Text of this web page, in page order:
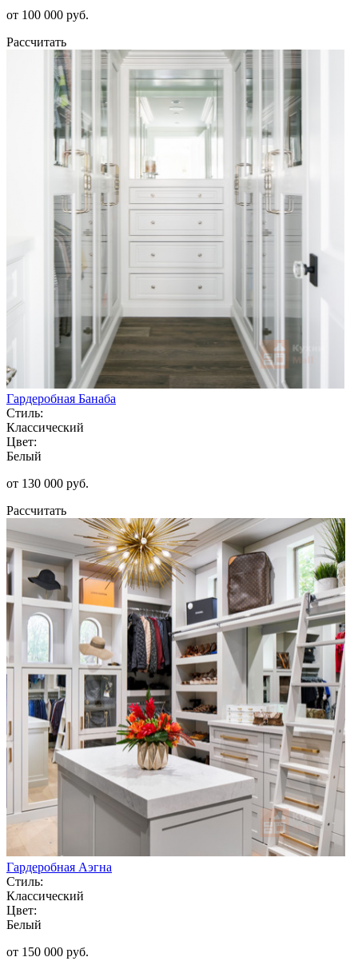
от 100 000 руб.
Рассчитать
Гардеробная Банаба
Стиль:
Классический
Цвет:
Белый
от 130 000 руб.
Рассчитать
Гардеробная Аэгна
Стиль:
Классический
Цвет:
Белый
от 150 000 руб.